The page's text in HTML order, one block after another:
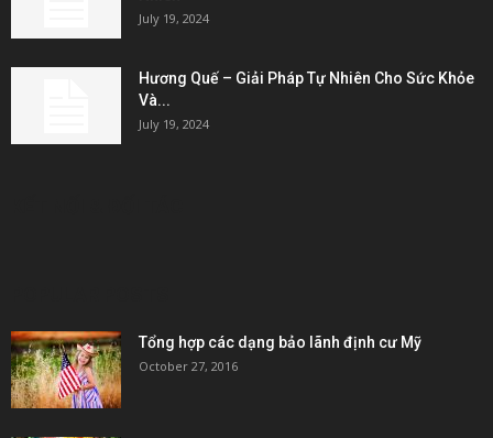
July 19, 2024
Hương Quế – Giải Pháp Tự Nhiên Cho Sức Khỏe
Và...
July 19, 2024
Tổng hợp các dạng bảo lãnh định cư Mỹ
October 27, 2016